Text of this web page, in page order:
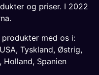
og priser. I 2022
med os i:
USA, Tyskland, Østrig,
, Holland, Spanien